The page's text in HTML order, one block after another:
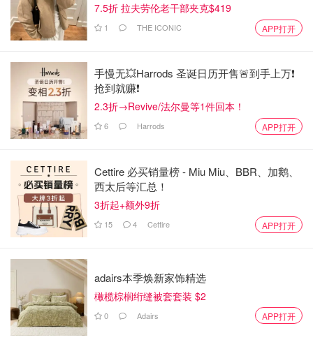
7.5折 拉夫劳伦老干部夹克$419
1 THE ICONIC APP打开
手慢无💥Harrods 圣诞日历开售🚨到手上万❗️
抢到就赚❗️
2.3折→Revive/法尔曼等1件回本！
6 Harrods APP打开
Cettire 必买销量榜 - Miu Miu、BBR、加鹅、
西太后等汇总！
3折起+额外9折
15 4 Cettire APP打开
adairs本季焕新家饰精选
橄榄棕榈绗缝被套套装 $2
0 Adairs APP打开